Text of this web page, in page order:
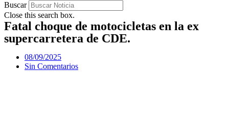
Buscar
Close this search box.
Fatal choque de motocicletas en la ex
supercarretera de CDE.
08/09/2025
Sin Comentarios